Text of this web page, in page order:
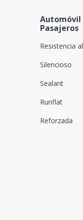
Automóvil
Pasajeros
Resistencia
Silencioso
Sealant
Runflat
Reforzada